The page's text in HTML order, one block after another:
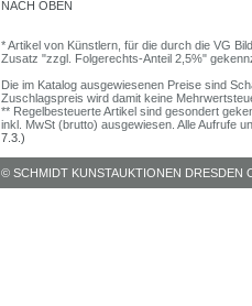
NACH OBEN
* Artikel von Künstlern, für die durch die VG
Zusatz "zzgl. Folgerechts-Anteil 2,5%"
Die im Katalog ausgewiesenen Preise sind
Zuschlagspreis wird damit keine
** Regelbesteuerte Artikel sind gesondert
inkl. MwSt (brutto) ausgewiesen. Alle Aufrufe
7.3.)
© SCHMIDT KUNSTAUKTIONEN DRESDEN